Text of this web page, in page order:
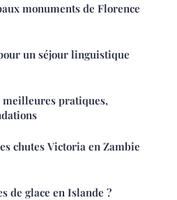
monuments de Florence
un séjour linguistique
meilleures pratiques,
chutes Victoria en Zambie
de glace en Islande ?